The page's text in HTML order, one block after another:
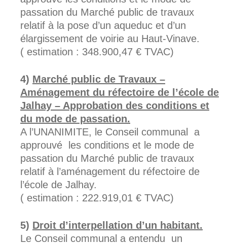
passation du Marché public de travaux
relatif à la pose d’un aqueduc et d’un
élargissement de voirie au Haut-Vinave.
( estimation : 348.900,47 € TVAC)
Marché public de Travaux –
Aménagement du réfectoire de l’école de
Jalhay – Approbation des conditions et
du mode de passation.
A l’UNANIMITE, le Conseil communal a
approuvé les conditions et le mode de
passation du Marché public de travaux
relatif à l’aménagement du réfectoire de
l’école de Jalhay.
( estimation : 222.919,01 € TVAC)
Droit d’interpellation d’un habitant.
Le Conseil communal a entendu un